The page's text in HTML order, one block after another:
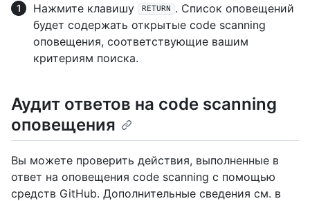
Нажмите клавишу RETURN
. Список оповещений
будет содержать открытые code scanning
оповещения, соответствующие вашим
критериям поиска.
Аудит ответов на code scanning
оповещения
Вы можете проверить действия, выполненные в
ответ на оповещения code scanning с помощью
средств GitHub. Дополнительные сведения см. в